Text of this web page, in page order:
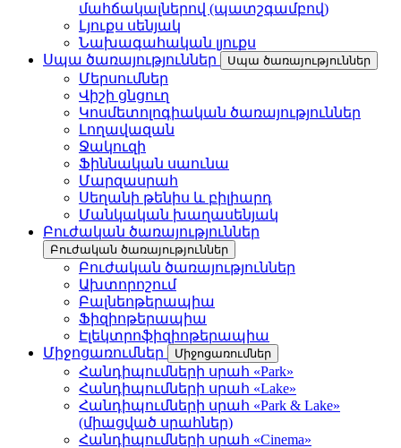
մահճակալներով (պատշգամբով)
Լյուքս սենյակ
Նախագահական լյուքս
Սպա ծառայություններ
Սպա ծառայություններ
Մերսումներ
Վիշի ցնցուղ
Կոսմետոլոգիական ծառայություններ
Լողավազան
Ջակուզի
Ֆիննական սաունա
Մարզասրահ
Սեղանի թենիս և բիլիարդ
Մանկական խաղասենյակ
Բուժական ծառայություններ
Բուժական ծառայություններ
Բուժական ծառայություններ
Ախտորոշում
Բալնեոթերապիա
Ֆիզիոթերապիա
Էլեկտրոֆիզիոթերապիա
Միջոցառումներ
Միջոցառումներ
Հանդիպումների սրահ «Park»
Հանդիպումների սրահ «Lake»
Հանդիպումների սրահ «Park & Lake»
(միացված սրահներ)
Հանդիպումների սրահ «Cinema»